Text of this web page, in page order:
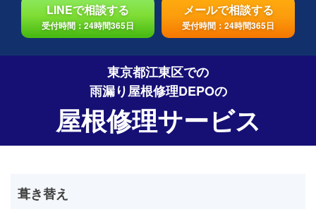
LINEで相談する
受付時間：24時間365日
メールで相談する
受付時間：24時間365日
東京都江東区での
雨漏り屋根修理DEPOの
屋根修理サービス
葺き替え